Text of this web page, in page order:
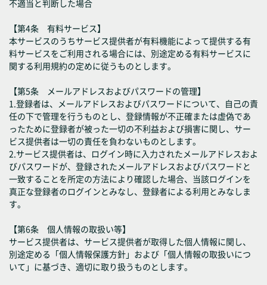
不適当と判断した場合
【第4条 有料サービス】
本サービスのうちサービス提供者が有料機能によって提供する有
料サービスをご利用される場合には、別途定める有料サービスに
関する利用規約の定めに従うものとします。
【第5条 メールアドレスおよびパスワードの管理】
1.登録者は、メールアドレスおよびパスワードについて、自己の責
任の下で管理を行うものとし、登録情報が不正確または虚偽であ
ったために登録者が被った一切の不利益および損害に関し、サー
ビス提供者は一切の責任を負わないものとします。
2.サービス提供者は、ログイン時に入力されたメールアドレスおよ
びパスワードが、登録されたメールアドレスおよびパスワードと
一致することを所定の方法により確認した場合、当該ログインを
真正な登録者のログインとみなし、登録者による利用とみなしま
す。
【第6条 個人情報の取扱い等】
サービス提供者は、サービス提供者が取得した個人情報に関し、
別途定める「個人情報保護方針」および「個人情報の取扱いにつ
いて」に基づき、適切に取り扱うものとします。